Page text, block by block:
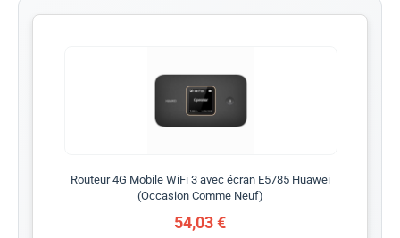
Routeur 4G Mobile WiFi 3 avec écran E5785 Huawei
(Occasion Comme Neuf)
54,03 €